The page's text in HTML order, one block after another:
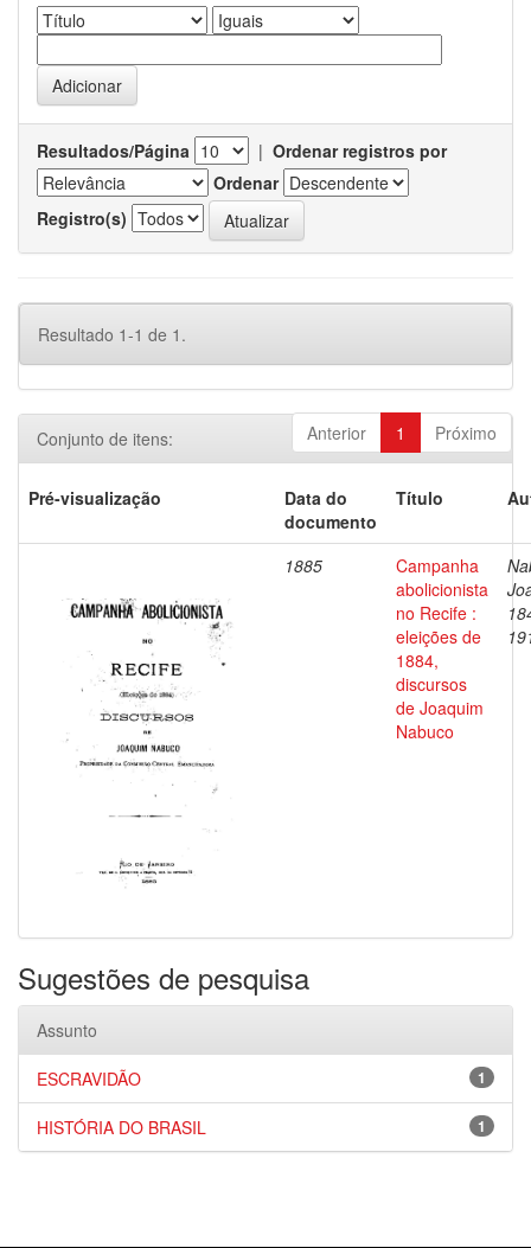
Resultados/Página | Ordenar registros por
Ordenar
Registro(s)
Resultado 1-1 de 1.
Anterior 1 Próximo
Conjunto de itens:
Pré-visualização
Data do
documento
Título
1885
Campanha
abolicionista
no Recife :
eleições de
1884,
discursos
de Joaquim
Nabuco
Sugestões de pesquisa
Assunto
1
ESCRAVIDÃO
1
HISTÓRIA DO BRASIL